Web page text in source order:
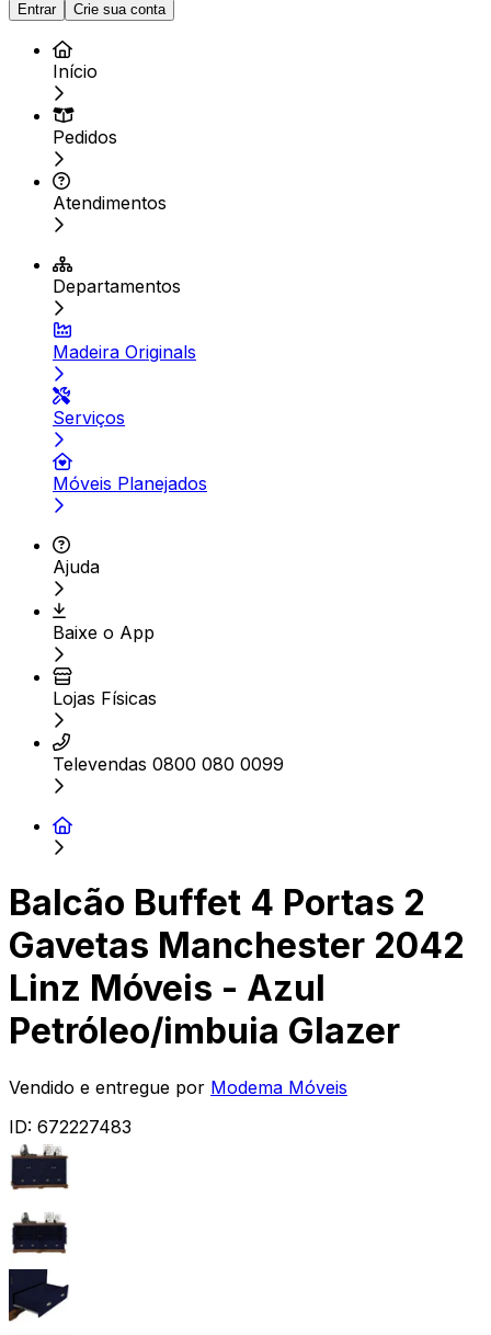
Entrar Crie sua conta
Início
Pedidos
Atendimentos
Departamentos
Madeira Originals
Serviços
Móveis Planejados
Ajuda
Baixe o App
Lojas Físicas
Televendas 0800 080 0099
Balcão Buffet 4 Portas 2
Gavetas Manchester 2042
Linz Móveis - Azul
Petróleo/imbuia Glazer
Vendido e entregue por Modema Móveis
ID: 672227483